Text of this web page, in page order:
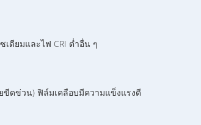
ดียมและไฟ CRI ต่ำอื่น ๆ
ดข่วน) ฟิล์มเคลือบมีความแข็งแรงดี